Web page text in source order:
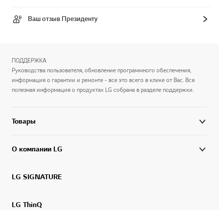
Ваш отзыв Президенту
ПОДДЕРЖКА
Руководства пользователя, обновление программного обеспечения,
информация о гарантии и ремонте - все это всего в клике от Вас. Вся
полезная информация о продуктах LG собрана в разделе поддержки.
Товары
О компании LG
LG SIGNATURE
LG ThinQ